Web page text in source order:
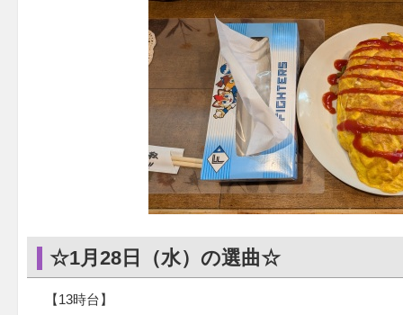
☆1月28日（水）の選曲☆
【13時台】